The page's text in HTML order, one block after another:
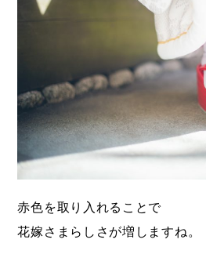
赤色を取り入れることで
花嫁さまらしさが増しますね。